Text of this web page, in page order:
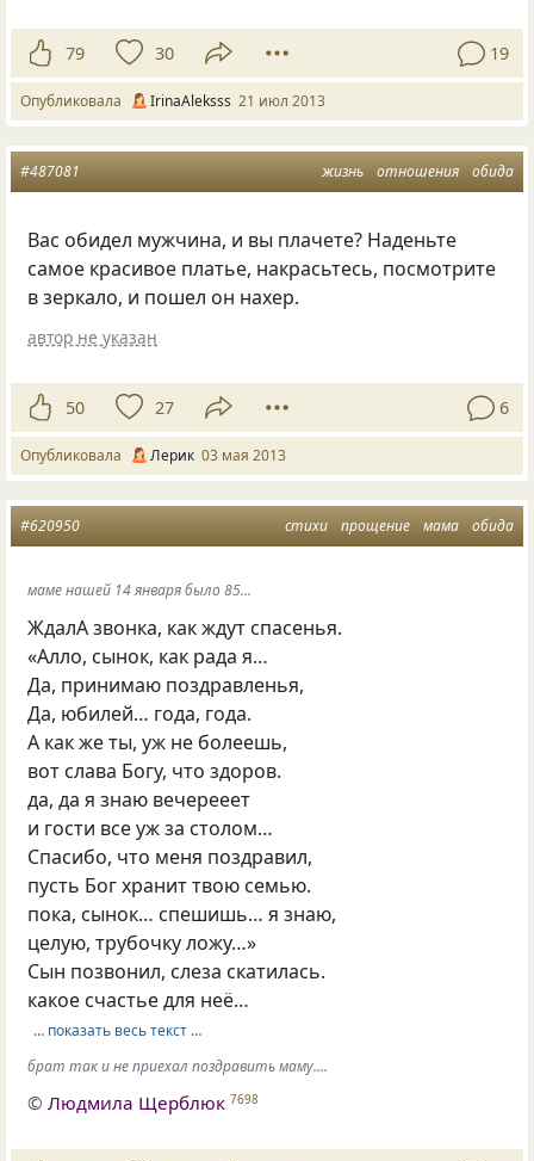
79 30 19
Опубликовала IrinaAleksss 21 июл 2013
жизнь отношения обида
#487081
Вас обидел мужчина, и вы плачете? Наденьте
самое красивое платье, накрасьтесь, посмотрите
в зеркало, и пошел он нахер.
автор не указан
50 27 6
Опубликовала Лерик 03 мая 2013
стихи прощение мама обида
#620950
маме нашей 14 января было 85...
ЖдалА звонка, как ждут спасенья.
«Алло, сынок, как рада я…
Да, принимаю поздравленья,
Да, юбилей… года, года.
А как же ты, уж не болеешь,
вот слава Богу, что здоров.
да, да я знаю вечерееет
и гости все уж за столом…
Спасибо, что меня поздравил,
пусть Бог хранит твою семью.
пока, сынок… спешишь… я знаю,
целую, трубочку ложу…»
Сын позвонил, слеза скатилась.
какое счастье для неё…
… показать весь текст …
брат так и не приехал поздравить маму....
©Людмила Щерблюк 7698